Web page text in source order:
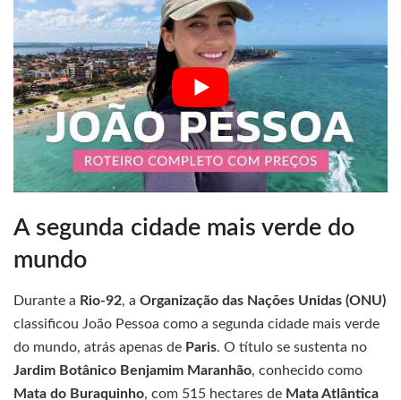
A segunda cidade mais verde do
mundo
Durante a Rio-92, a Organização das Nações Unidas (ONU)
classificou João Pessoa como a segunda cidade mais verde
do mundo, atrás apenas de Paris. O título se sustenta no
Jardim Botânico Benjamim Maranhão, conhecido como
Mata do Buraquinho, com 515 hectares de Mata Atlântica